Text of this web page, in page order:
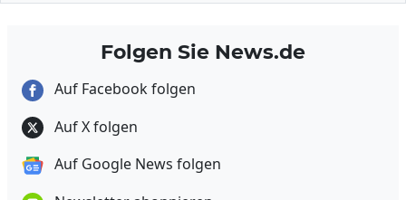
Folgen Sie News.de
Auf Facebook folgen
Auf X folgen
Auf Google News folgen